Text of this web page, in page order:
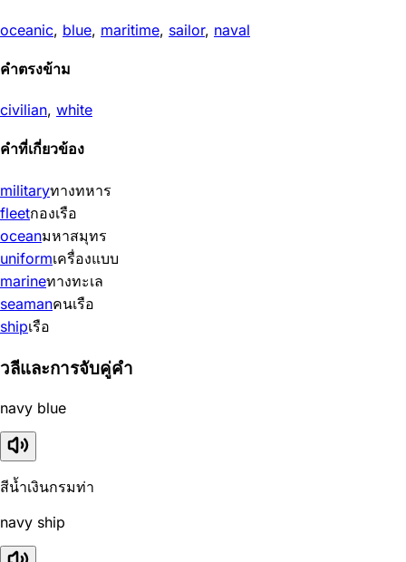
oceanic, blue, maritime, sailor, naval
คำตรงข้าม
civilian, white
คำที่เกี่ยวข้อง
militaryทางทหาร
fleetกองเรือ
oceanมหาสมุทร
uniformเครื่องแบบ
marineทางทะเล
seamanคนเรือ
shipเรือ
วลีและการจับคู่คำ
navy blue
สีน้ำเงินกรมท่า
navy ship